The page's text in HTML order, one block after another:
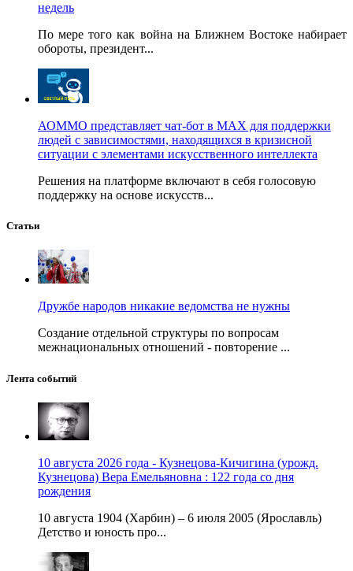
недель
По мере того как война на Ближнем Востоке набирает
обороты, президент...
АОММО представляет чат-бот в MAX для поддержки
людей с зависимостями, находящихся в кризисной
ситуации с элементами искусственного интеллекта
Решения на платформе включают в себя голосовую
поддержку на основе искусств...
Статьи
Дружбе народов никакие ведомства не нужны
Создание отдельной структуры по вопросам
межнациональных отношений - повторение ...
Лента событий
10 августа 2026 года - Кузнецова-Кичигина (урожд.
Кузнецова) Вера Емельяновна : 122 года со дня
рождения
10 августа 1904 (Харбин) – 6 июля 2005 (Ярославль)
Детство и юность про...